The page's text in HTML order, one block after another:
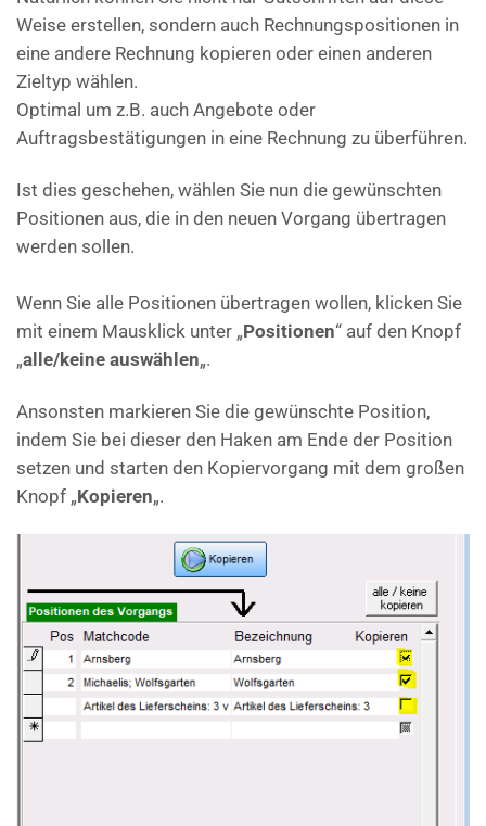
Weise erstellen, sondern auch Rechnungspositionen in
eine andere Rechnung kopieren oder einen anderen
Zieltyp wählen.
Optimal um z.B. auch Angebote oder
Auftragsbestätigungen in eine Rechnung zu überführen.
Ist dies geschehen, wählen Sie nun die gewünschten
Positionen aus, die in den neuen Vorgang übertragen
werden sollen.
Wenn Sie alle Positionen übertragen wollen, klicken Sie
mit einem Mausklick unter „Positionen“ auf den Knopf
„alle/keine auswählen„.
Ansonsten markieren Sie die gewünschte Position,
indem Sie bei dieser den Haken am Ende der Position
setzen und starten den Kopiervorgang mit dem großen
Knopf „Kopieren„.